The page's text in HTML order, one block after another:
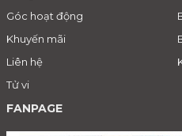
Góc hoạt động
Khuyến mãi
Liên hệ
Tử vi
FANPAGE